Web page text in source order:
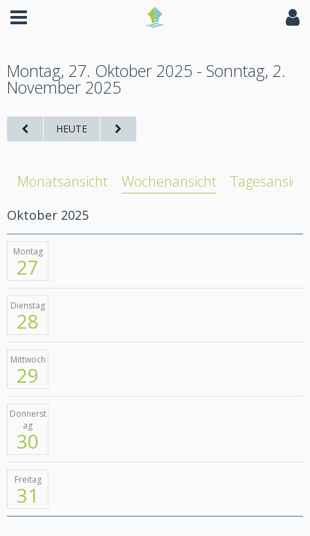
Montag, 27. Oktober 2025 - Sonntag, 2.
November 2025
HEUTE
Monatsansicht Wochenansicht Tagesansicht
Oktober 2025
Montag
27
Dienstag
28
Mittwoch
29
Donnerst
ag
30
Freitag
31